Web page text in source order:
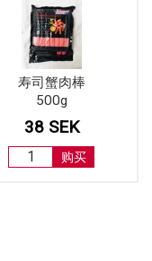
寿司蟹肉棒
500g
38 SEK
购买